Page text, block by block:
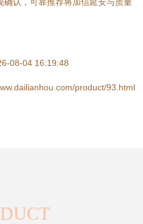
08-04 16:19:48
product/93.html